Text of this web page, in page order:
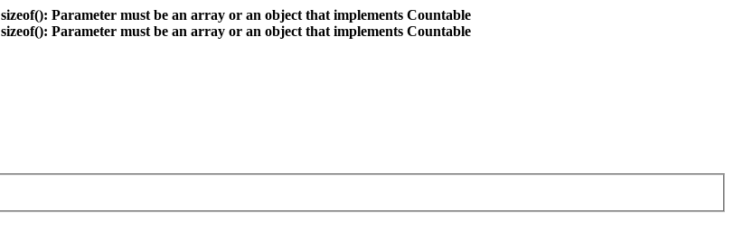
sizeof(): Parameter must be an array or an object that implements Countable
sizeof(): Parameter must be an array or an object that implements Countable